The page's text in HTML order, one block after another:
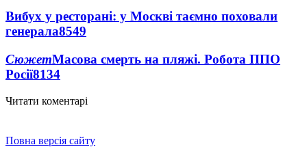
Вибух у ресторані: у Москві таємно поховали
генерала8549
СюжетМасова смерть на пляжі. Робота ППО
Росії8134
Читати коментарі
Повна версія сайту